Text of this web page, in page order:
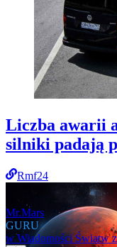
Liczba awarii
silniki padają
Rmf24
Mr.Mars
GURU
w Wiadomości Światw